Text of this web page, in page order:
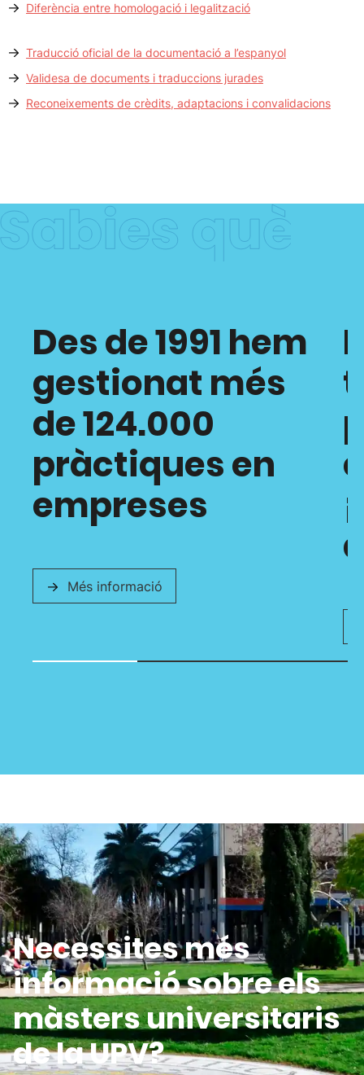
Diferència entre homologació i legalització
Traducció oficial de la documentació a l’espanyol
Validesa de documents i traduccions jurades
Reconeixements de crèdits, adaptacions i convalidacions
Des de 1991 hem
gestionat més
de 124.000
pràctiques en
empreses
Més informació
Necessites més
informació sobre els
màsters universitaris
de la UPV?